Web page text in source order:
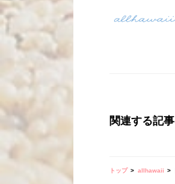
関連する記事
トップ allhawaii